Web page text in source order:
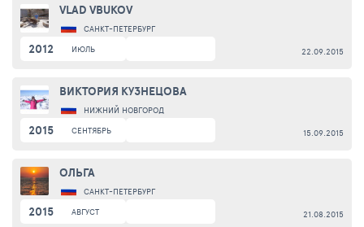
VLAD VBUKOV
САНКТ-ПЕТЕРБУРГ
2012 ИЮЛЬ 22.09.2015
ВИКТОРИЯ КУЗНЕЦОВА
НИЖНИЙ НОВГОРОД
2015 СЕНТЯБРЬ 15.09.2015
ОЛЬГА
САНКТ-ПЕТЕРБУРГ
2015 АВГУСТ 21.08.2015